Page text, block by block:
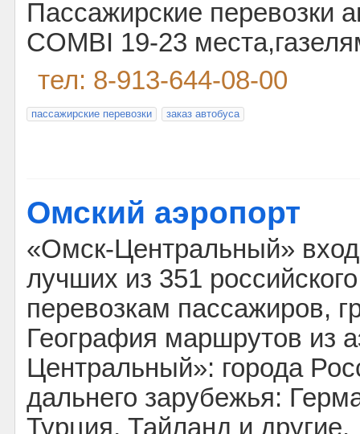
Пассажирские перевозки
COMBI 19-23
тел: 8-913-644-08-00
пассажирские перевозки заказ автобуса
Омский аэропорт
«Омск-Центральный»
лучших из 351
перевозкам пассажиров,
География маршрутов из
Центральный»: города
дальнего зарубежья:
Турция, Тайланд и другие.